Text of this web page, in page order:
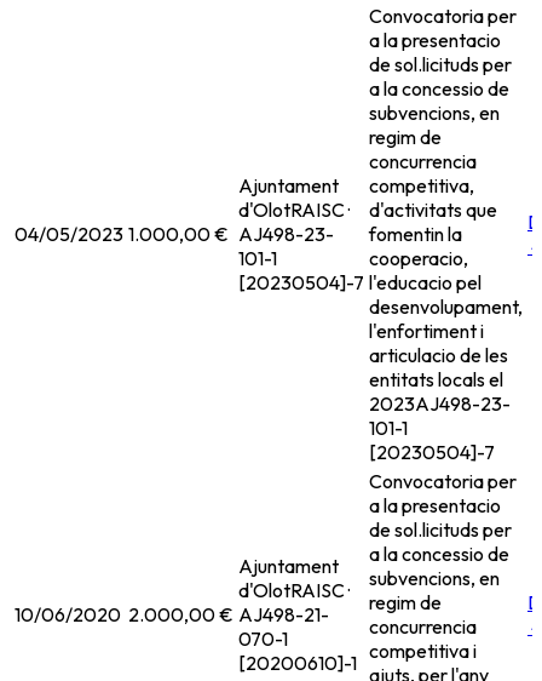
04/05/2023 1.000,00 €
Ajuntament
d'OlotRAISC ·
AJ498-23-
101-1
[20230504]-7
Convocatoria per
a la presentacio
de sol.licituds per
a la concessio de
subvencions, en
regim de
concurrencia
competitiva,
d'activitats que
fomentin la
cooperacio,
l'educacio pel
desenvolupament,
l'enfortiment i
articulacio de les
entitats locals el
2023AJ498-23-
101-1
[20230504]-7
10/06/2020 2.000,00 €
Ajuntament
d'OlotRAISC ·
AJ498-21-
070-1
[20200610]-1
Convocatoria per
a la presentacio
de sol.licituds per
a la concessio de
subvencions, en
regim de
concurrencia
competitiva i
ajuts, per l'any